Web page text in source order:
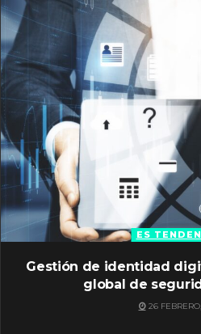
ES
Gestión de identidad
global de
26